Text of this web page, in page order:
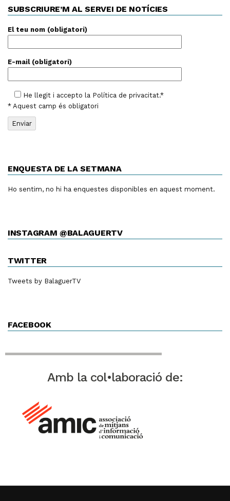
SUBSCRIURE’M AL SERVEI DE NOTÍCIES
El teu nom (obligatori)
E-mail (obligatori)
He llegit i accepto la Política de privacitat.*
* Aquest camp és obligatori
ENQUESTA DE LA SETMANA
Ho sentim, no hi ha enquestes disponibles en aquest moment.
INSTAGRAM @BALAGUERTV
TWITTER
Tweets by BalaguerTV
FACEBOOK
Amb la col•laboració de: